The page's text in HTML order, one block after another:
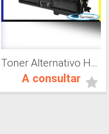
Toner Alternativo Hp 201A, Impresora Láser
A consultar